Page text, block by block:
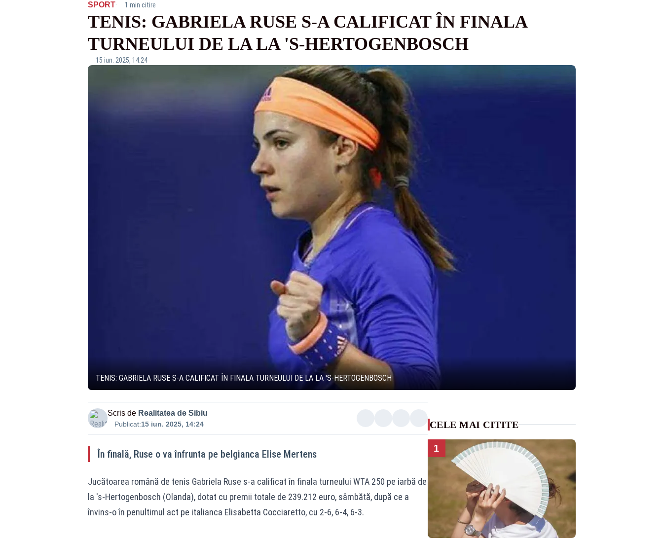
SPORT· 1 min citire
TENIS: GABRIELA RUSE S-A CALIFICAT ÎN FINALA
TURNEULUI DE LA LA 'S-HERTOGENBOSCH
15 iun. 2025, 14:24
TENIS: GABRIELA RUSE S-A CALIFICAT ÎN FINALA TURNEULUI DE LA LA 'S-HERTOGENBOSCH
Scris de Realitatea de Sibiu
Publicat:15 iun. 2025, 14:24
În finală, Ruse o va înfrunta pe belgianca Elise Mertens
Jucătoarea română de tenis Gabriela Ruse s-a calificat în finala turneului WTA 250 pe iarbă de
la 's-Hertogenbosch (Olanda), dotat cu premii totale de 239.212 euro, sâmbătă, după ce a
învins-o în penultimul act pe italianca Elisabetta Cocciaretto, cu 2-6, 6-4, 6-3.
CELE MAI CITITE
1